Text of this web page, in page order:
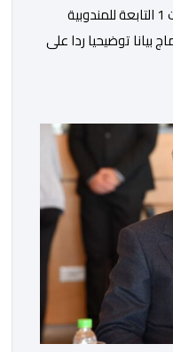
اصدرت إدارة السجن المحلي العرجات 1 التابعة للمندوبية
بيانا توضيحيا ردا على
والمعطيات
أن المعني بالأمر
ومستمر وفقا […]